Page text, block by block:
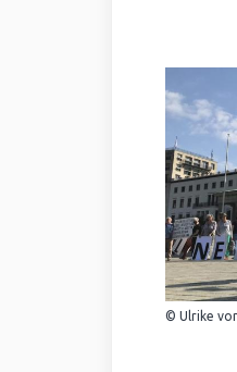
© Ulrike